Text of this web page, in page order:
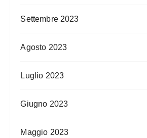
Settembre 2023
Agosto 2023
Luglio 2023
Giugno 2023
Maggio 2023